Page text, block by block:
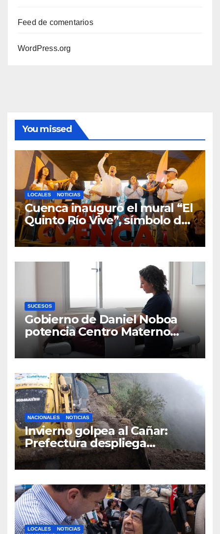
Feed de comentarios
WordPress.org
You missed
LOCALES NOTICIAS
Cuenca inauguró el mural “El
Quinto Río Vive”, símbolo de
la defensa ciudadana del
agua
SUCESOS
Gobierno de Daniel Noboa
potencia Centro Materno
Infantil y Emergencias en
Cuenca con nuevos equipos
NACIONALES NOTICIAS
Invierno golpea al Cañar:
Prefectura despliega
maquinaria en toda la
provincia para mantener las
LOCALES NOTICIAS